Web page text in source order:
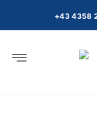
p
+43 4358